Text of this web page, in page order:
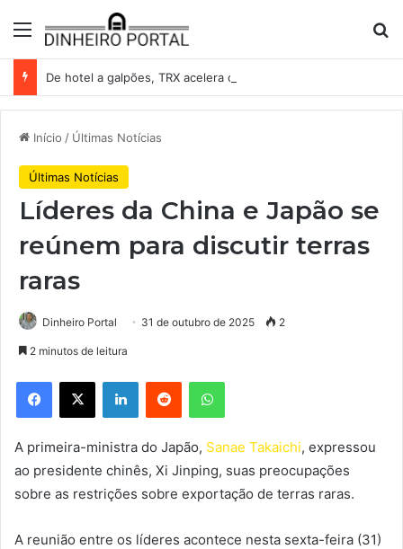
Menu
Início / Últimas Notícias
Últimas Notícias
Líderes da China e Japão se
reúnem para discutir terras
raras
Dinheiro Portal 31 de outubro de 2025 2
2 minutos de leitura
Facebook
X LinkedinReddit WhatsApp
A primeira-ministra do Japão, Sanae Takaichi, expressou
ao presidente chinês, Xi Jinping, suas preocupações
sobre as restrições sobre exportação de terras raras.
A reunião entre os líderes acontece nesta sexta-feira (31)